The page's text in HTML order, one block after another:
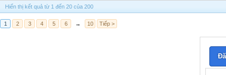
Hiển thị kết quả từ 1 đến 20 của 200
1 2 3 4 5 6 → 10 Tiếp >